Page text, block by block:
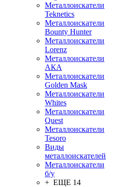
Металлоискатели
Teknetics
Металлоискатели
Bounty Hunter
Металлоискатели
Lorenz
Металлоискатели
АКА
Металлоискатели
Golden Mask
Металлоискатели
Whites
Металлоискатели
Quest
Металлоискатели
Tesoro
Виды
металлоискателей
Металлоискатели
б/у
+ ЕЩЕ 14